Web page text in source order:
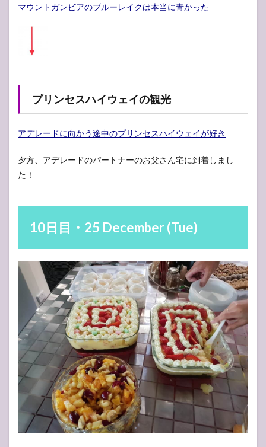
マウントガンビアのブルーレイクは本当に青かった
プリンセスハイウェイの観光
アデレードに向かう途中のプリンセスハイウェイが好き
夕方、アデレードのパートナーのお父さん宅に到着しまし
た！
10日目・25 December (Tue)